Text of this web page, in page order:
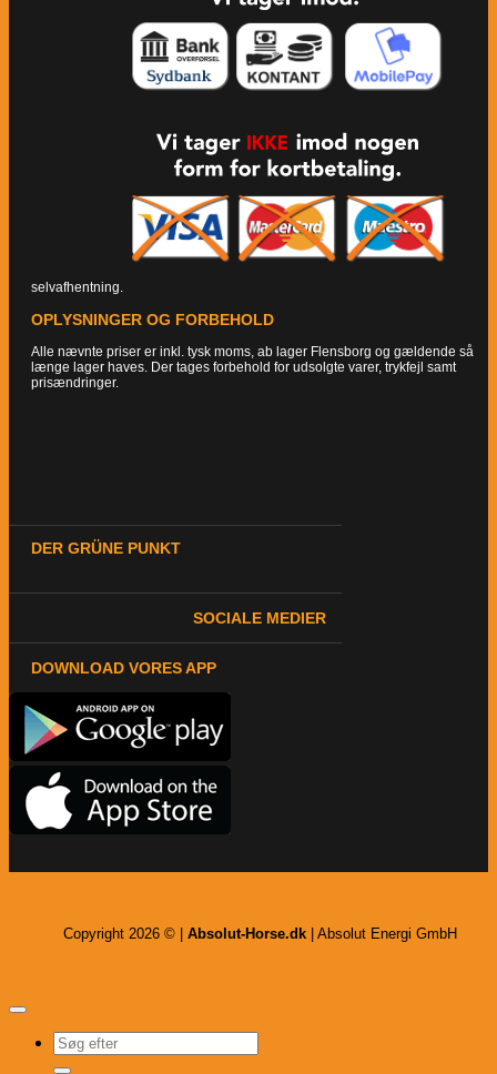
selvafhentning.
OPLYSNINGER OG FORBEHOLD
Alle nævnte priser er inkl. tysk moms, ab lager Flensborg og gældende så
længe lager haves. Der tages forbehold for udsolgte varer, trykfejl samt
prisændringer.
DER GRÜNE PUNKT
SOCIALE MEDIER
DOWNLOAD VORES APP
Copyright 2026 © | Absolut-Horse.dk| Absolut Energi GmbH
Søg
efter: